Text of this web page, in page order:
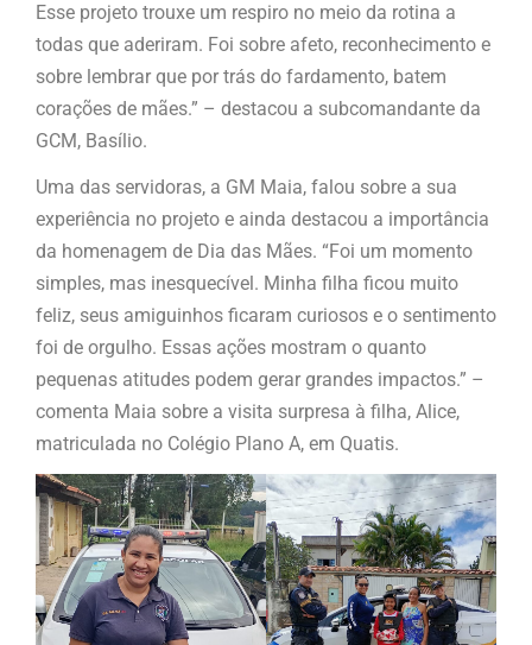
Esse projeto trouxe um respiro no meio da rotina a
todas que aderiram. Foi sobre afeto, reconhecimento e
sobre lembrar que por trás do fardamento, batem
corações de mães.” – destacou a subcomandante da
GCM, Basílio.
Uma das servidoras, a GM Maia, falou sobre a sua
experiência no projeto e ainda destacou a importância
da homenagem de Dia das Mães. “Foi um momento
simples, mas inesquecível. Minha filha ficou muito
feliz, seus amiguinhos ficaram curiosos e o sentimento
foi de orgulho. Essas ações mostram o quanto
pequenas atitudes podem gerar grandes impactos.” –
comenta Maia sobre a visita surpresa à filha, Alice,
matriculada no Colégio Plano A, em Quatis.